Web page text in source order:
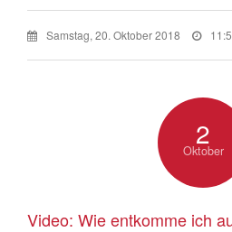
Samstag, 20. Oktober 2018
2
Oktober
Video: Wie entkomme ich